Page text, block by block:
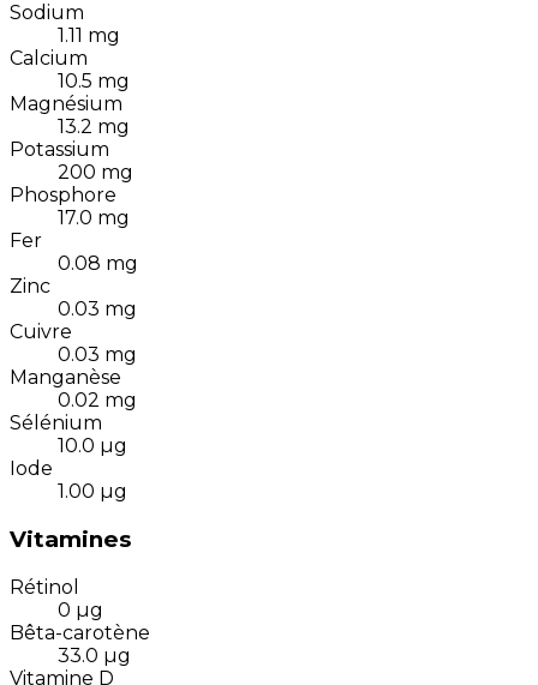
Sodium
1.11 mg
Calcium
10.5 mg
Magnésium
13.2 mg
Potassium
200 mg
Phosphore
17.0 mg
Fer
0.08 mg
Zinc
0.03 mg
Cuivre
0.03 mg
Manganèse
0.02 mg
Sélénium
10.0 µg
Iode
1.00 µg
Vitamines
Rétinol
0 µg
Bêta-carotène
33.0 µg
Vitamine D